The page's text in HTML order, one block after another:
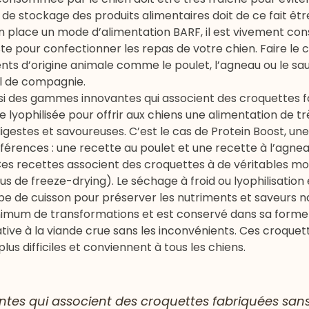
stockage des produits alimentaires doit de ce fait
un mode d’alimentation BARF, il est vivement
pour confectionner les repas de votre chien. Faire le
d’origine animale comme le poulet, l’agneau ou le
compagnie.
des gammes innovantes qui associent des croquettes
lyophilisée pour offrir aux chiens une alimentation de
et savoureuses. C’est le cas de Protein Boost,
: une recette au poulet et une recette à
recettes associent des croquettes à de véritables
de freeze-drying). Le séchage à froid ou lyophilisation
de cuisson pour préserver les nutriments et saveurs
de transformations et est conservé dans sa
à la viande crue sans les inconvénients. Ces
difficiles et conviennent à tous les chiens.
qui associent des croquettes fabriquées